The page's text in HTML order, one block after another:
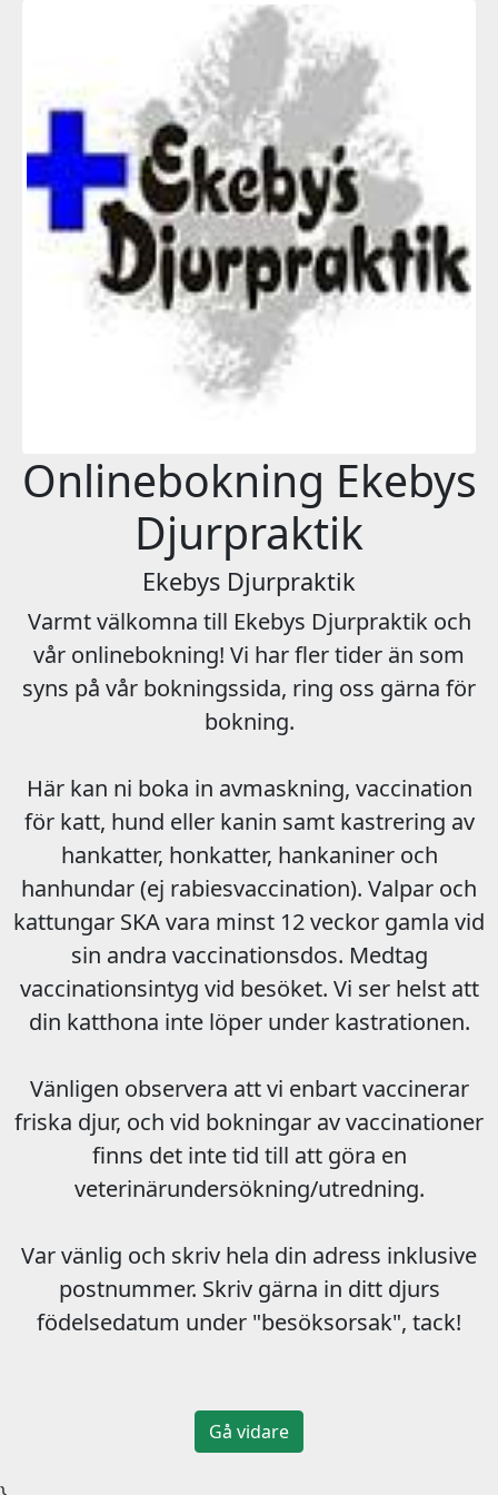
Onlinebokning Ekebys
Djurpraktik
Ekebys Djurpraktik
Varmt välkomna till Ekebys Djurpraktik och
vår onlinebokning! Vi har fler tider än som
syns på vår bokningssida, ring oss gärna för
bokning.
Här kan ni boka in avmaskning, vaccination
för katt, hund eller kanin samt kastrering av
hankatter, honkatter, hankaniner och
hanhundar (ej rabiesvaccination). Valpar och
kattungar SKA vara minst 12 veckor gamla vid
sin andra vaccinationsdos. Medtag
vaccinationsintyg vid besöket. Vi ser helst att
din katthona inte löper under kastrationen.
Vänligen observera att vi enbart vaccinerar
friska djur, och vid bokningar av vaccinationer
finns det inte tid till att göra en
veterinärundersökning/utredning.
Var vänlig och skriv hela din adress inklusive
postnummer. Skriv gärna in ditt djurs
födelsedatum under "besöksorsak", tack!
Gå vidare